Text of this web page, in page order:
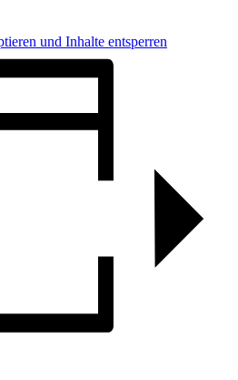
und Inhalte entsperren